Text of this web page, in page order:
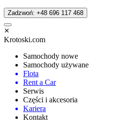
Zadzwoń: +48 696 117 468
Krotoski.com
Samochody nowe
Samochody używane
Flota
Rent a Car
Serwis
Części i akcesoria
Kariera
Kontakt